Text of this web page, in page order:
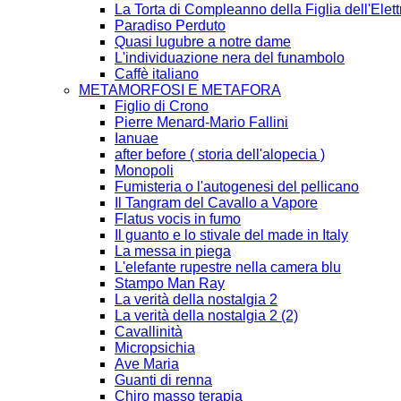
La Torta di Compleanno della Figlia
Paradiso Perduto
Quasi lugubre a notre dame
L'individuazione nera del funambolo
Caffè italiano
METAMORFOSI E METAFORA
Figlio di Crono
Pierre Menard-Mario Fallini
Ianuae
after before ( storia dell'alopecia )
Monopoli
Fumisteria o l'autogenesi del pellicano
Il Tangram del Cavallo a Vapore
Flatus vocis in fumo
Il guanto e lo stivale del made in Italy
La messa in piega
L'elefante rupestre nella camera blu
Stampo Man Ray
La verità della nostalgia 2
La verità della nostalgia 2 (2)
Cavallinità
Micropsichia
Ave Maria
Guanti di renna
Chiro masso terapia